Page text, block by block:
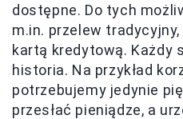
dostępne. Do tych
m.in. przelew
kartą kredytową. Każdy
historia. Na przykład
potrzebujemy jedynie
przesłać pieniądze, a